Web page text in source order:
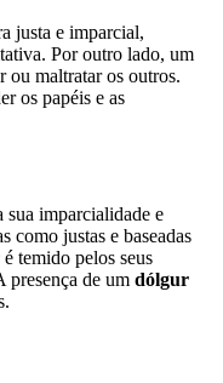
justa e imparcial,
Por outro lado, um
ou maltratar os outros.
os papéis e as
sua imparcialidade e
como justas e baseadas
é temido pelos seus
presença de um dólgur